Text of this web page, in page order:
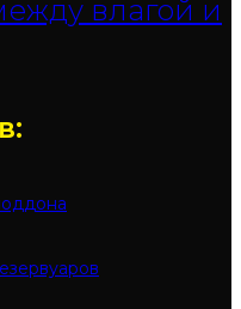
влагой и